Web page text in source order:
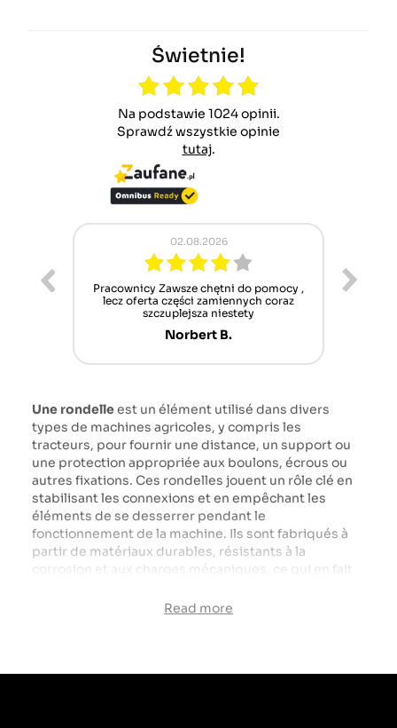
Świetnie!
Na podstawie 1024 opinii.
Sprawdź wszystkie opinie
tutaj.
02.08.2026
Pracownicy Zawsze chętni do pomocy ,
lecz oferta części zamiennych coraz
szczuplejsza niestety
Norbert B.
Une rondelleest un élément utilisé dans divers
types de machines agricoles, y compris les
tracteurs, pour fournir une distance, un support ou
une protection appropriée aux boulons, écrous ou
autres fixations. Ces rondelles jouent un rôle clé en
stabilisant les connexions et en empêchant les
éléments de se desserrer pendant le
fonctionnement de la machine. Ils sont fabriqués à
partir de matériaux durables, résistants à la
corrosion et aux charges mécaniques, ce qui en fait
tracteurs. L'utilisation de rondelles appropriées
Read more